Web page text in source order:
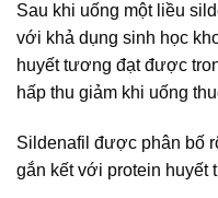
Sau khi uống một liều
với khả dụng sinh học
huyết tương đạt được
hấp thu giảm khi uống
Sildenafil được phân bố
gắn kết với protein huyết